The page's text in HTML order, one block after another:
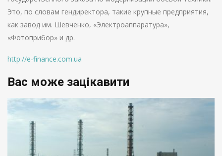
Это, по словам гендиректора, такие крупные предприятия,
как завод им. Шевченко, «Электроаппаратура»,
«Фотоприбор» и др.
http://e-finance.com.ua
Вас може зацікавити